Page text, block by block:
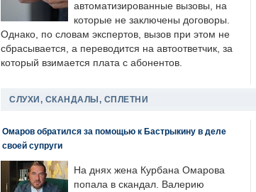
автоматизированные вызовы, на
которые не заключены договоры.
Однако, по словам экспертов, вызов при этом не
сбрасывается, а переводится на автоответчик, за
который взимается плата с абонентов.
СЛУХИ, СКАНДАЛЫ, СПЛЕТНИ
Омаров обратился за помощью к Бастрыкину в деле
своей супруги
На днях жена Курбана Омарова
попала в скандал. Валерию